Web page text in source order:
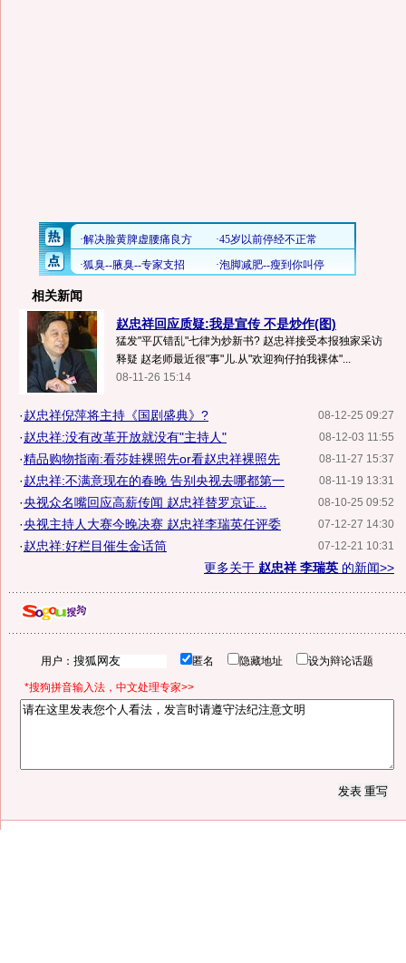
相关新闻
赵忠祥回应质疑:我是宣传 不是炒作(图)
猛发"平仄错乱"七律为炒新书? 赵忠祥接受本报独家采访
释疑 赵老师最近很"事"儿.从"欢迎狗仔拍我裸体"...
08-11-26 15:14
08-12-25 09:27
·赵忠祥倪萍将主持《国剧盛典》?
08-12-03 11:55
·赵忠祥:没有改革开放就没有"主持人"
08-11-27 15:37
·精品购物指南:看莎娃裸照先or看赵忠祥裸照先
08-11-19 13:31
·赵忠祥:不满意现在的春晚 告别央视去哪都第一
08-10-25 09:52
·央视众名嘴回应高薪传闻 赵忠祥替罗京证...
07-12-27 14:30
·央视主持人大赛今晚决赛 赵忠祥李瑞英任评委
07-12-21 10:31
·赵忠祥:好栏目催生金话筒
更多关于 赵忠祥 李瑞英 的新闻>>
用户： 匿名 隐藏地址 设为辩论话题
*搜狗拼音输入法，中文处理专家>>